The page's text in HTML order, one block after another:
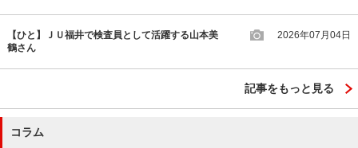
【ひと】ＪＵ福井で検査員として活躍する山本美
鶴さん
2026年07月04日
記事をもっと見る
コラム